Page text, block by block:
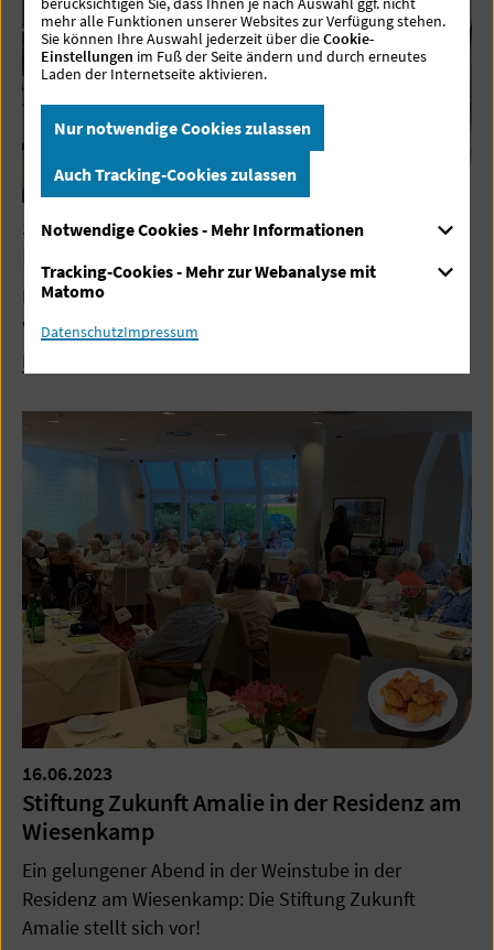
11.07.2023
Neue Geburtenhocker für den Kreißsaal
Natürliche Geburtsposition steigert den Komfort der
werdenden Mutter
Mehr lesen
16.06.2023
Stiftung Zukunft Amalie in der Residenz am
Wiesenkamp
Ein gelungener Abend in der Weinstube in der
Residenz am Wiesenkamp: Die Stiftung Zukunft
Amalie stellt sich vor!
mehr alle Funktionen unserer Websites zur Verfügung stehen.
Sie können Ihre Auswahl jederzeit über dieCookie-
Einstellungen im Fuß der Seite ändern und durch erneutes
Laden der Internetseite aktivieren.
Nur notwendige Cookies zulassen
Auch Tracking-Cookies zulassen
Notwendige Cookies - Mehr Informationen
Tracking-Cookies - Mehr zur Webanalyse mit
Matomo
DatenschutzImpressum